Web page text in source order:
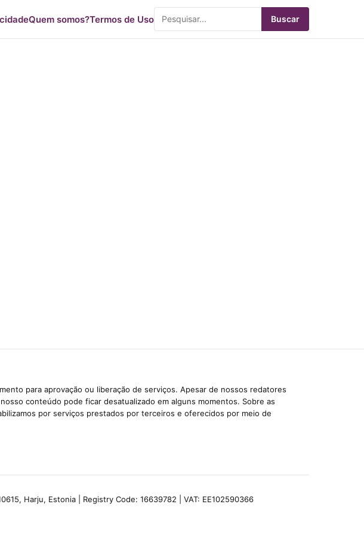
Quem somos?Termos de Uso Buscar
para aprovação ou liberação de serviços. Apesar de nossos redatores
conteúdo pode ficar desatualizado em alguns momentos. Sobre as
por serviços prestados por terceiros e oferecidos por meio de
Harju, Estonia | Registry Code: 16639782 | VAT: EE102590366